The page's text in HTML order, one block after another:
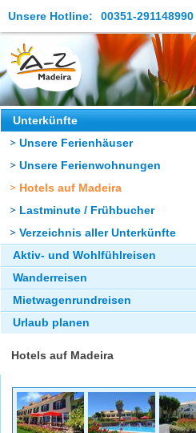
Unsere Hotline: 00351-291148990
Die Insel
Madeira Erleben
Aktuelles
Reiseangebote
Kontakt
Unterkünfte
Unsere Ferienhäuser
Unsere Ferienwohnungen
Hotels auf Madeira
Lastminute / Frühbucher
Verzeichnis aller Unterkünfte
Aktiv- und Wohlfühlreisen
Wanderreisen
Mietwagenrundreisen
Urlaub planen
Hotels auf Madeira